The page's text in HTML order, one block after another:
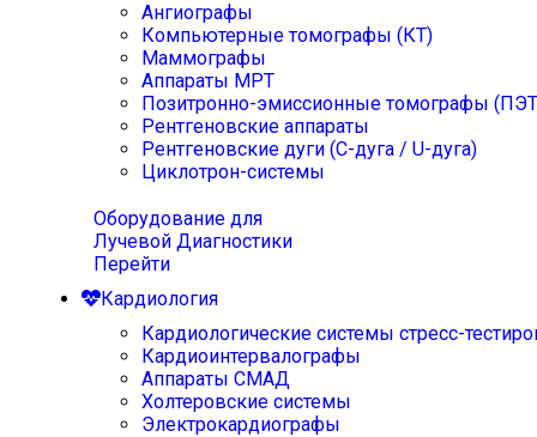
Ангиографы
Компьютерные томографы (КТ)
Маммографы
Аппараты МРТ
Позитронно-эмиссионные томографы
Рентгеновские аппараты
Рентгеновские дуги (С-дуга / U-дуга)
Циклотрон-системы
Оборудование для
Лучевой Диагностики
Перейти
Кардиология
Кардиологические системы стресс-
Кардиоинтервалографы
Аппараты СМАД
Холтеровские системы
Электрокардиографы